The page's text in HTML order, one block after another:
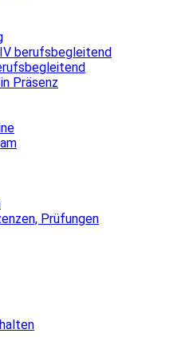
berufsbegleitend
Präsenz
Prüfungen